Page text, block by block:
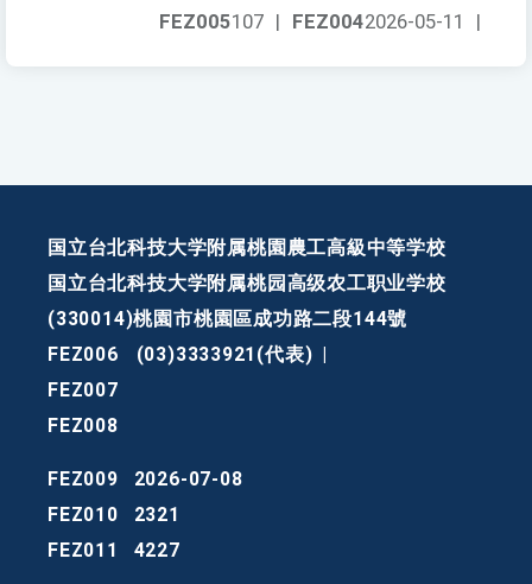
FEZ0042026-05-11 |
FEZ005107 |
国立台北科技大学附属桃園農工高級中等学校
国立台北科技大学附属桃园高级农工职业学校
(330014)桃園市桃園區成功路二段144號
FEZ006
(03)3333921(代表)
FEZ007
FEZ008
FEZ009
2026-07-08
FEZ010
2321
FEZ011
4227